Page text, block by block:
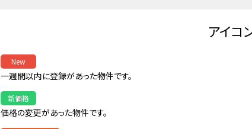
アイコ
New
一週間以内に登録があった物件です。
新価格
価格の変更があった物件です。